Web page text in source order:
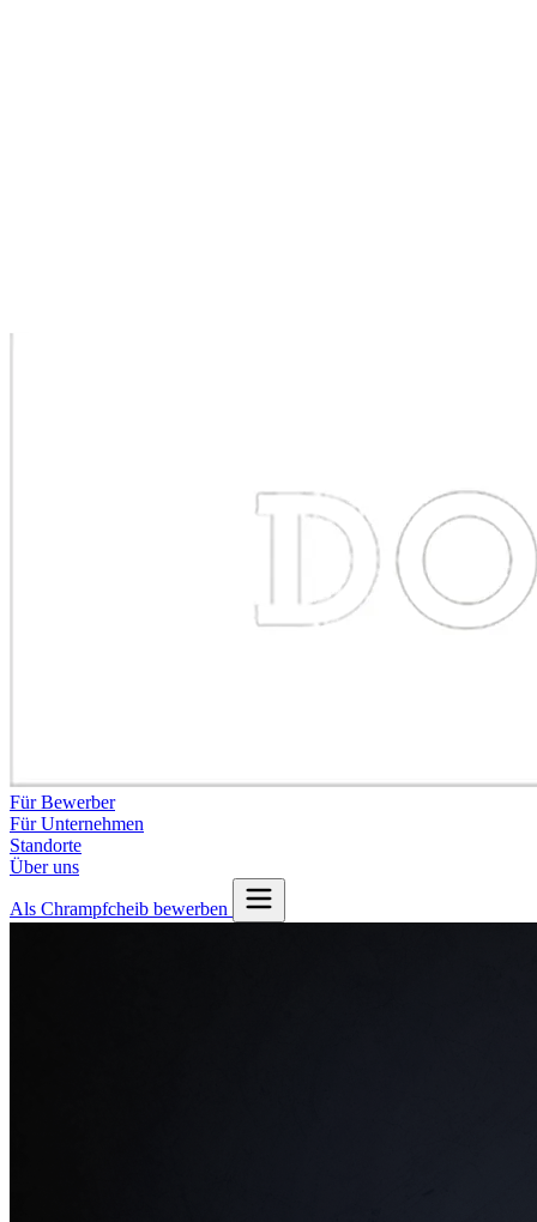
Für Bewerber
Für Unternehmen
Standorte
Über uns
Als Chrampfcheib bewerben